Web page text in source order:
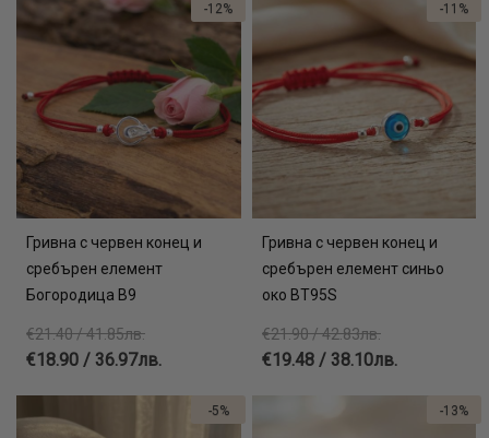
Гривна с червен конец и
сребърен елемент
Богородица В9
€21.40 / 41.85лв.
€18.90 / 36.97лв.
-12%
Гривна с червен конец и
сребърен елемент синьо
око BT95S
€21.90 / 42.83лв.
€19.48 / 38.10лв.
-11%
-5% -13%